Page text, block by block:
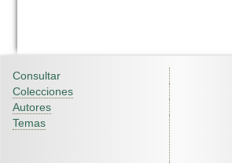
Consultar
Colecciones
Autores
Temas